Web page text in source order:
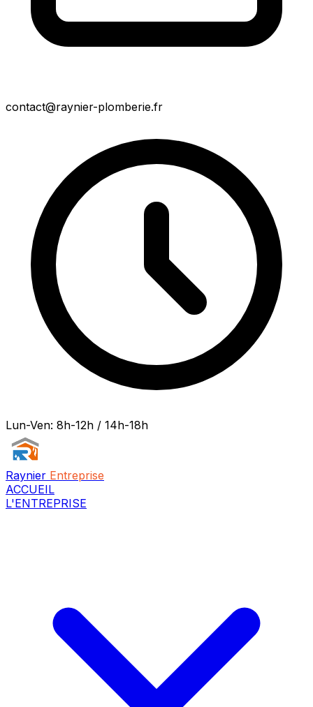
contact@raynier-plomberie.fr
Lun-Ven: 8h-12h / 14h-18h
Raynier Entreprise
ACCUEIL
L'ENTREPRISE